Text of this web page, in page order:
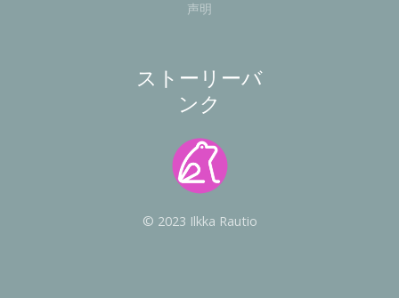
声明
ストーリーバ
ンク
© 2023 Ilkka Rautio